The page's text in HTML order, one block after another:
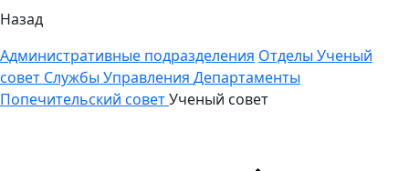
Назад
Административные подразделения Отделы Ученый
совет Службы Управления Департаменты
Попечительский советУченый совет